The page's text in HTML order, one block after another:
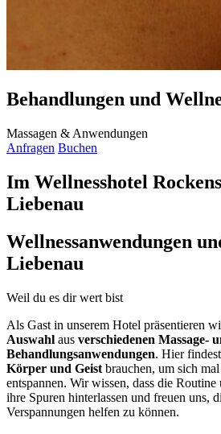
Behandlungen und
Massagen & Anwendungen
Anfragen Buchen
Im Wellnesshotel
Liebenau
Wellnessanwendungen
Liebenau
Weil du es dir wert bist
Als Gast in unserem Hotel präsentieren
Auswahl aus verschiedenen Massage-
Behandlungsanwendungen. Hier
Körper und Geist brauchen, um sich
entspannen. Wir wissen, dass die
ihre Spuren hinterlassen und freuen uns,
Verspannungen helfen zu können.